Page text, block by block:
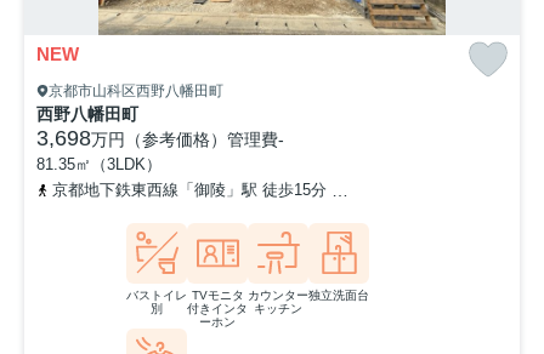
NEW
京都市山科区西野八幡田町
西野八幡田町
3,698万円（参考価格） 管理費-
81.35㎡（3LDK）
京都地下鉄東西線「御陵」駅 徒歩15分
バストイレ
別
TVモニタ
付きインタ
ーホン
カウンター
キッチン
独立洗面台